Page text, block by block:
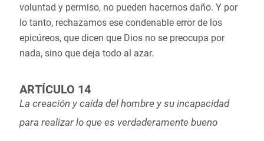
voluntad y permiso, no pueden hacernos daño. Y por
lo tanto, rechazamos ese condenable error de los
epicúreos, que dicen que Dios no se preocupa por
nada, sino que deja todo al azar.
ARTÍCULO 14
La creación y caída del hombre y su incapacidad
para realizar lo que es verdaderamente bueno